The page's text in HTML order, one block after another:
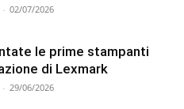
- 02/07/2026
le prime stampanti
di Lexmark
- 29/06/2026